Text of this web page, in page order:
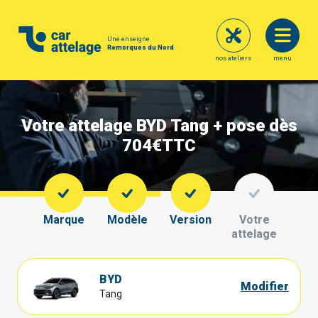
Une enseigne
Remorques du Nord
menu
nos ateliers
Votre attelage BYD Tang + pose dès
704€TTC
Marque Modèle Version
Votre
attelage
BYD
Tang
Modifier